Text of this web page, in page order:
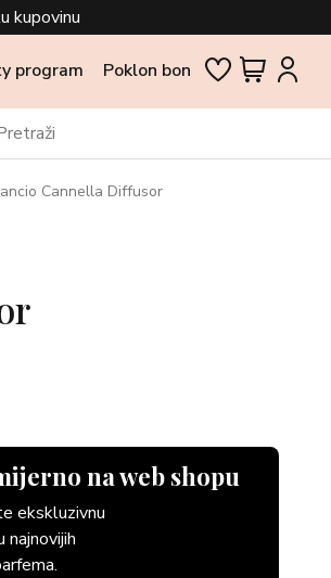
kupovinu
program Poklon bon
Cannella Diffusor
na web shopu
ekskluzivnu
najnovijih